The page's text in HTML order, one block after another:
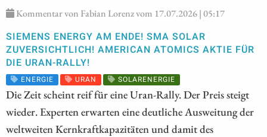
Kommentar von Fabian Lorenz vom 17.07.2026 | 05:17
SIEMENS ENERGY AM ENDE! SMA SOLAR
ZUVERSICHTLICH! AMERICAN ATOMICS AKTIE FÜR
DIE URAN-RALLY!
ENERGIE URAN SOLARENERGIE
Die Zeit scheint reif für eine Uran-Rally. Der Preis steigt
wieder. Experten erwarten eine deutliche Ausweitung der
weltweiten Kernkraftkapazitäten und damit des